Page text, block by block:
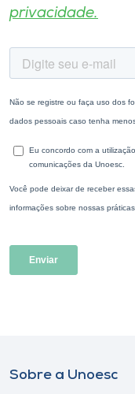
privacidade.
Sobre a Unoesc